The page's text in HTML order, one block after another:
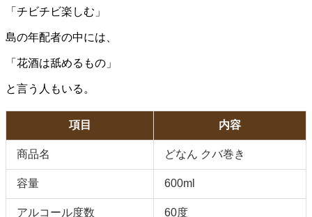
「チビチビ楽しむ」
島の年配者の中には、
「花酒は舐めるもの」
と言う人もいる。
項目 内容
商品名 どなん クバ巻き
容量 600ml
アルコール度数 60度